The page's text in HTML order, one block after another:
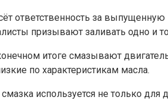
ответственность за
призывают заливать одно и
итоге смазывают
по характеристикам масла.
используется не только для